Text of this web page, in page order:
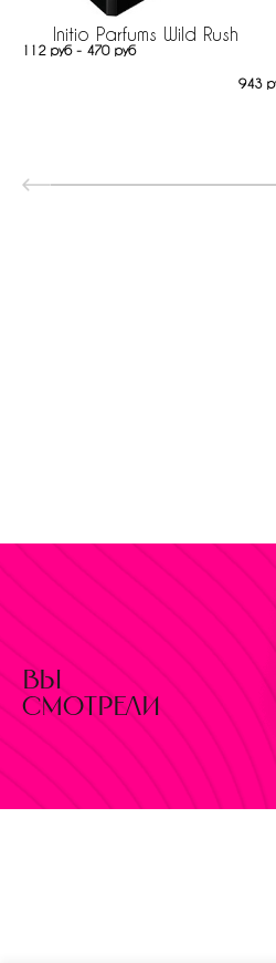
Initio Parfums Wild Rush
112 руб - 470 руб
943
вы
смотрели